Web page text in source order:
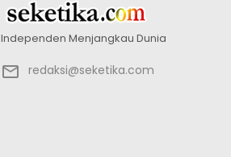
Independen Menjangkau Dunia
redaksi@seketika.com